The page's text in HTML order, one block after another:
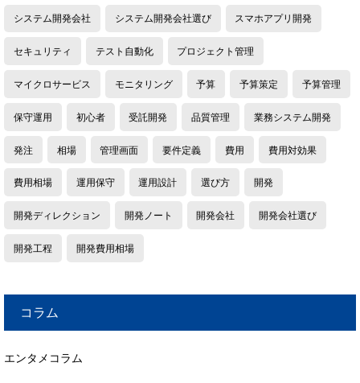
システム開発会社 システム開発会社選び スマホアプリ開発
セキュリティ テスト自動化 プロジェクト管理
マイクロサービス モニタリング 予算 予算策定 予算管理
保守運用 初心者 受託開発 品質管理 業務システム開発
発注 相場 管理画面 要件定義 費用 費用対効果
費用相場 運用保守 運用設計 選び方 開発
開発ディレクション 開発ノート 開発会社 開発会社選び
開発工程 開発費用相場
コラム
エンタメコラム